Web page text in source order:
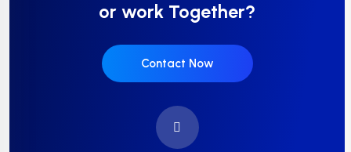
or work Together?
Contact Now